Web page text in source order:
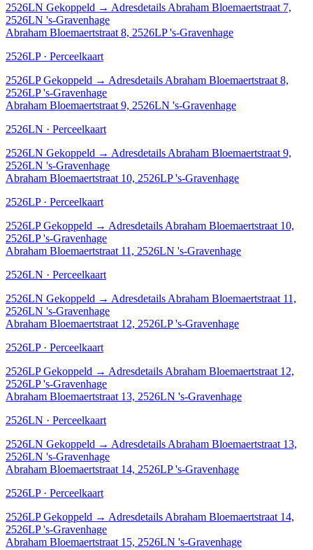
2526LN Gekoppeld → Adresdetails Abraham Bloemaertstraat 7,
2526LN 's-Gravenhage
Abraham Bloemaertstraat 8, 2526LP 's-Gravenhage
2526LP · Perceelkaart
2526LP Gekoppeld → Adresdetails Abraham Bloemaertstraat 8,
2526LP 's-Gravenhage
Abraham Bloemaertstraat 9, 2526LN 's-Gravenhage
2526LN · Perceelkaart
2526LN Gekoppeld → Adresdetails Abraham Bloemaertstraat 9,
2526LN 's-Gravenhage
Abraham Bloemaertstraat 10, 2526LP 's-Gravenhage
2526LP · Perceelkaart
2526LP Gekoppeld → Adresdetails Abraham Bloemaertstraat 10,
2526LP 's-Gravenhage
Abraham Bloemaertstraat 11, 2526LN 's-Gravenhage
2526LN · Perceelkaart
2526LN Gekoppeld → Adresdetails Abraham Bloemaertstraat 11,
2526LN 's-Gravenhage
Abraham Bloemaertstraat 12, 2526LP 's-Gravenhage
2526LP · Perceelkaart
2526LP Gekoppeld → Adresdetails Abraham Bloemaertstraat 12,
2526LP 's-Gravenhage
Abraham Bloemaertstraat 13, 2526LN 's-Gravenhage
2526LN · Perceelkaart
2526LN Gekoppeld → Adresdetails Abraham Bloemaertstraat 13,
2526LN 's-Gravenhage
Abraham Bloemaertstraat 14, 2526LP 's-Gravenhage
2526LP · Perceelkaart
2526LP Gekoppeld → Adresdetails Abraham Bloemaertstraat 14,
2526LP 's-Gravenhage
Abraham Bloemaertstraat 15, 2526LN 's-Gravenhage